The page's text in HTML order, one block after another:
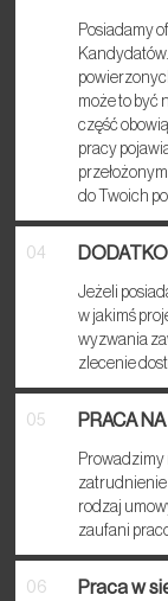
Posiadamy
może to być
część
pracy
do Twoich
04
Jeżeli
w jakimś
wyzwania
zlecenie
05 PRACA
zatrudnienie
rodzaj
zaufani
06 Praca w